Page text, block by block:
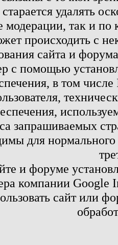
удалять
модерации, так и по
происходить с
сайта и
с помощью
в том
запрашиваемых
для
и форуме
компании
сайт или